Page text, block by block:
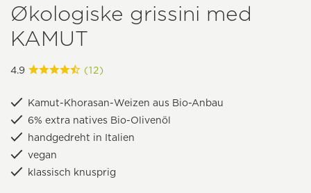
Økologiske grissini med
KAMUT
4.9 (12)
Kamut-Khorasan-Weizen aus Bio-Anbau
6% extra natives Bio-Olivenöl
handgedreht in Italien
vegan
klassisch knusprig